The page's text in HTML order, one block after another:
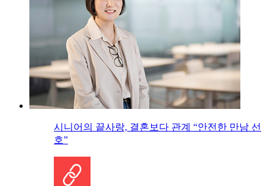
시니어의 끝사랑, 결혼보다 관계 “안전한 만남 선
호”